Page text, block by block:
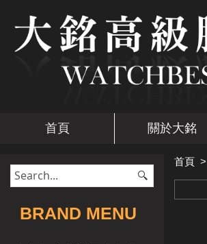
首頁 關於大銘
​BRAND MENU
首頁 >